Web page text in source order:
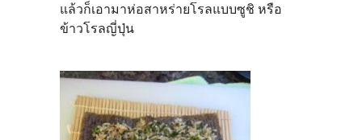
แล้วก็เอามาห่อสาหร่ายโรลแบบซูชิ หรือ
ข้าวโรลญี่ปุ่น